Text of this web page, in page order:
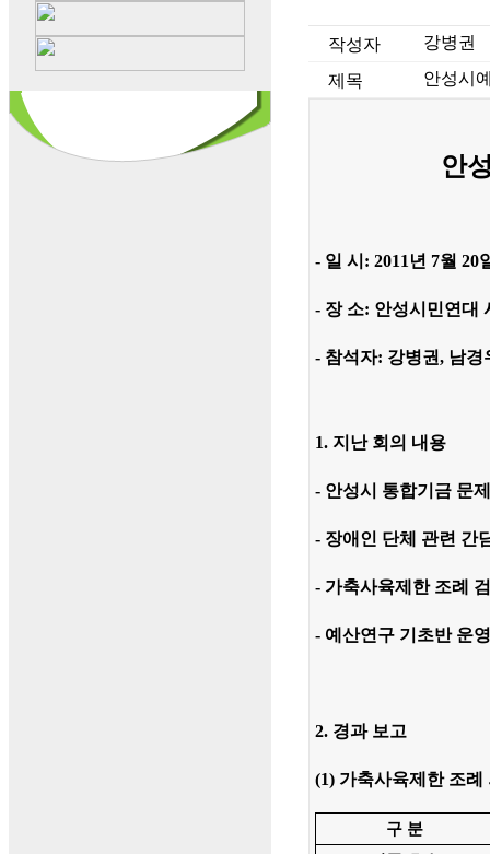
작성자 강병권
제목 안성시
안
- 일 시: 2011년 7월 20
- 장 소: 안성시민연대
- 참석자: 강병권, 남경
1. 지난 회의 내용
- 안성시 통합기금 문
- 장애인 단체 관련 간
- 가축사육제한 조례
- 예산연구 기초반 운
2. 경과 보고
(1) 가축사육제한 조
구 분